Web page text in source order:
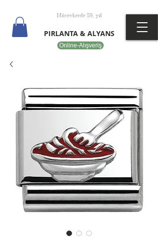
Online-Alışveriş
Mücevherde 59. yıl
PIRLANTA & ALYANS